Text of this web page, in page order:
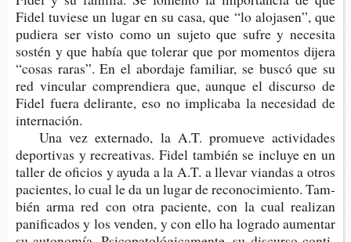
Fidel tuvie­se un lugar en su casa, que “lo alo­ja­sen”, que
pudie­ra ser visto como un suje­to que sufre y nece­si­ta
sos­tén y que había que tole­rar que por momen­tos dije­ra
“cosas raras”. En el abor­da­je fami­liar, se buscó que su
red vin­cu­lar com­pren­die­ra que, aun­que el dis­cur­so de
Fidel fuera deli­ran­te, eso no impli­ca­ba la nece­si­dad de
internación.
Una vez exter­na­do, la A.T. pro­mue­ve acti­vi­da­des
depor­ti­vas y recrea­ti­vas. Fidel tam­bién se inclu­ye en un
taller de ofi­cios y ayuda a la A.T. a lle­var vian­das a otros
pacien­tes, lo cual le da un lugar de reco­no­ci­mien­to. Tam­
bién arma red con otra pacien­te, con la cual rea­li­zan
pani­fi­ca­dos y los ven­den, y con ello ha logra­do aumen­tar